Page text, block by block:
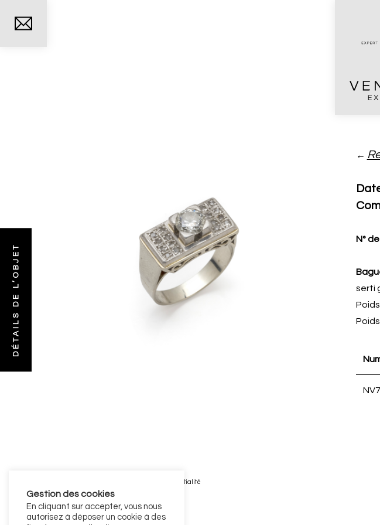
DÉTAILS DE L’OBJET
←
N°
serti
Poids
Politique de confidentialité
Gestion des cookies
En cliquant sur accepter, vous nous
autorisez à déposer un cookie à des